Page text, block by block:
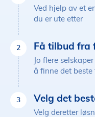
Ved hjelp av et
du er ute etter
2 Få tilbud fra
Jo flere
å finne det
3 Velg det
Velg deretter